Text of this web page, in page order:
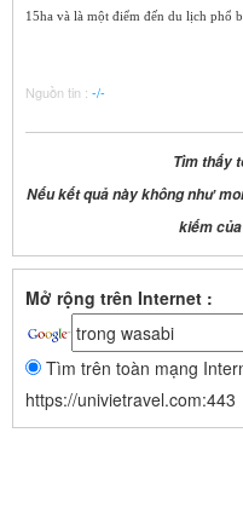
15ha và là một điểm đến du lịch phổ
Nguồn tin : -/-
Tìm thấy
Nếu kết quả này không như
kiếm
Mở rộng trên Internet :
Tìm trên toàn mạng
https://univietravel.com:443